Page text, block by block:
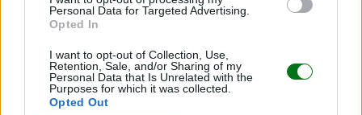
Personal Data for Targeted Advertising.
Opted In
I want to opt-out of Collection, Use,
Retention, Sale, and/or Sharing of my
Personal Data that Is Unrelated with the
Purposes for which it was collected.
Opted Out